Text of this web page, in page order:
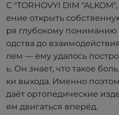
C "TORHOVYI DIM
ение открыть
ря глубокому
одства до
лем — ему удалось
ь. Он знает, что такое
ки выхода. Именно
даёт ортопедические
ям двигаться вперёд.